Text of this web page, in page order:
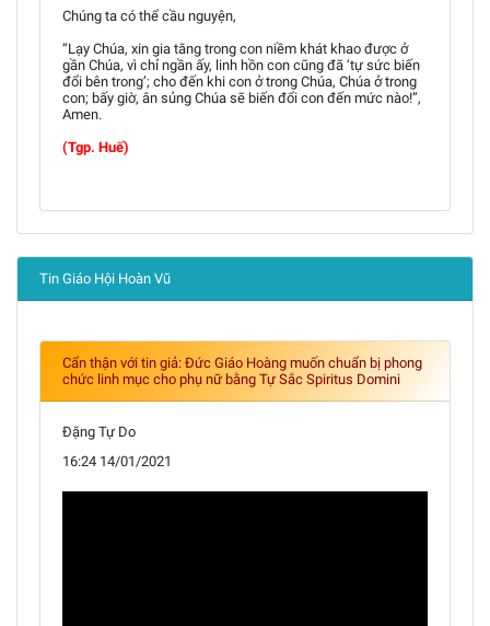
Chúng ta có thể cầu nguyện,
“Lạy Chúa, xin gia tăng trong con niềm khát khao được ở
gần Chúa, vì chỉ ngần ấy, linh hồn con cũng đã ‘tự sức biến
đổi bên trong’; cho đến khi con ở trong Chúa, Chúa ở trong
con; bấy giờ, ân sủng Chúa sẽ biến đổi con đến mức nào!”,
Amen.
(Tgp. Huế)
Tin Giáo Hội Hoàn Vũ
Cẩn thận với tin giả: Đức Giáo Hoàng muốn chuẩn bị phong
chức linh mục cho phụ nữ bằng Tự Sắc Spiritus Domini
Đặng Tự Do
16:24 14/01/2021